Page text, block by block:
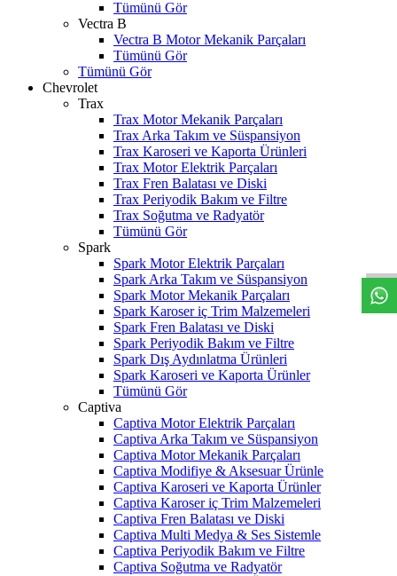
Tümünü Gör
Vectra B
Vectra B Motor Mekanik Parçaları
Tümünü Gör
Tümünü Gör
Chevrolet
Trax
Trax Motor Mekanik Parçaları
Trax Arka Takım ve Süspansiyon
Trax Karoseri ve Kaporta Ürünleri
Trax Motor Elektrik Parçaları
Trax Fren Balatası ve Diski
Trax Periyodik Bakım ve Filtre
Trax Soğutma ve Radyatör
Tümünü Gör
Spark
Spark Motor Elektrik Parçaları
Spark Arka Takım ve Süspansiyon
Spark Motor Mekanik Parçaları
Spark Karoser iç Trim Malzemeleri
Spark Fren Balatası ve Diski
Spark Periyodik Bakım ve Filtre
Spark Dış Aydınlatma Ürünleri
Spark Karoseri ve Kaporta Ürünler
Tümünü Gör
Captiva
Captiva Motor Elektrik Parçaları
Captiva Arka Takım ve Süspansiyon
Captiva Motor Mekanik Parçaları
Captiva Modifiye & Aksesuar Ürünle
Captiva Karoseri ve Kaporta Ürünler
Captiva Karoser iç Trim Malzemeleri
Captiva Fren Balatası ve Diski
Captiva Multi Medya & Ses Sistemle
Captiva Periyodik Bakım ve Filtre
Captiva Soğutma ve Radyatör